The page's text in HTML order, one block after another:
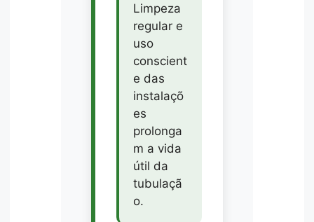
Limpeza
regular e
uso
conscient
e das
instalaçõ
es
prolonga
m a vida
útil da
tubulaçã
o.